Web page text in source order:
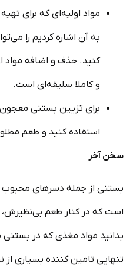
مواد اولیه‌ای که برای
به آن اشاره کردیم را
کنید. حذف و اضافه مواد
و کاملا سلیقه‌ای است.
برای تزیین بستنی
استفاده کنید و طعم
سخن آخر
بستنی از جمله دسرهای محبوب
است که در کنار طعم
بدانید مواد مغذی که در
تنهایی تامین کننده بسیاری از